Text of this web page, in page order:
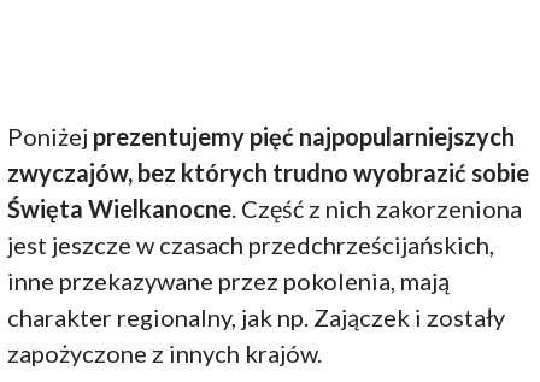
Poniżej prezentujemy pięć najpopularniejszych
zwyczajów, bez których trudno wyobrazić sobie
Święta Wielkanocne. Część z nich zakorzeniona
jest jeszcze w czasach przedchrześcijańskich,
inne przekazywane przez pokolenia, mają
charakter regionalny, jak np. Zajączek i zostały
zapożyczone z innych krajów.